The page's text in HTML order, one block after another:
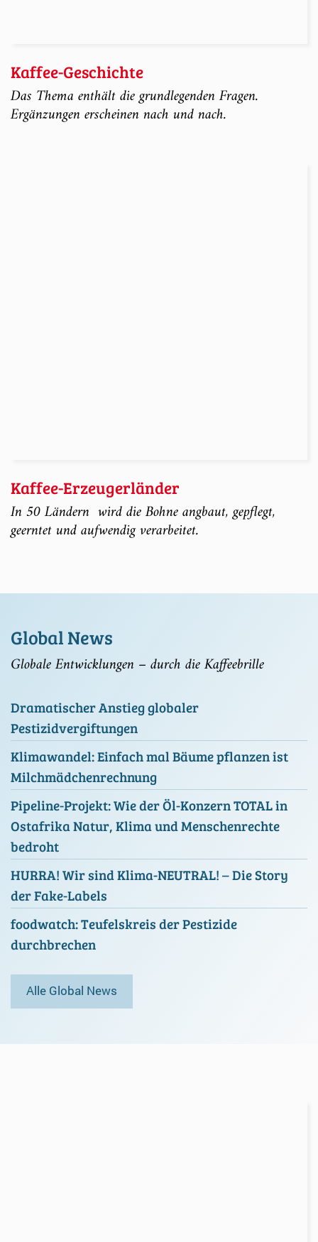
Kaffee-Geschichte
Das Thema enthält die grundlegenden Fragen.
Ergänzungen erscheinen nach und nach.
Kaffee-Erzeugerländer
In 50 Ländern wird die Bohne angbaut, gepflegt,
geerntet und aufwendig verarbeitet.
Global News
Globale Entwicklungen – durch die Kaffeebrille
Dramatischer Anstieg globaler
Pestizidvergiftungen
Klimawandel: Einfach mal Bäume pflanzen ist
Milchmädchenrechnung
Pipeline-Projekt: Wie der Öl-Konzern TOTAL in
Ostafrika Natur, Klima und Menschenrechte
bedroht
HURRA! Wir sind Klima-NEUTRAL! – Die Story
der Fake-Labels
foodwatch: Teufelskreis der Pestizide
durchbrechen
Alle Global News